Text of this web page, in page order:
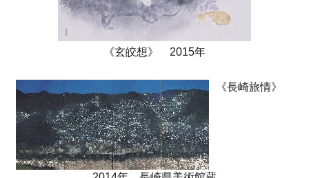
《玄皎想》 2015年
《長崎旅情》